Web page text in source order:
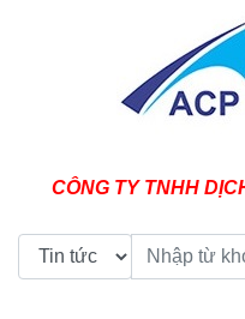
CÔNG TY TNHH